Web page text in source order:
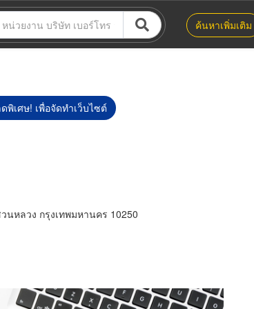
ค้นหาเพิ่มเติม
เศษ! เพื่อจัดทำเว็บไซต์
หลวง กรุงเทพมหานคร 10250